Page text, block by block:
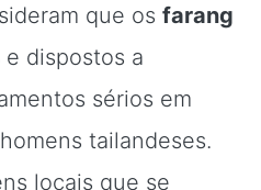
que os farang
e dispostos a
sérios em
tailandeses.
locais que se